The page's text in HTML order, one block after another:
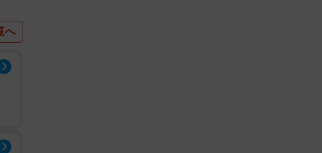
一
式
別
て
へ